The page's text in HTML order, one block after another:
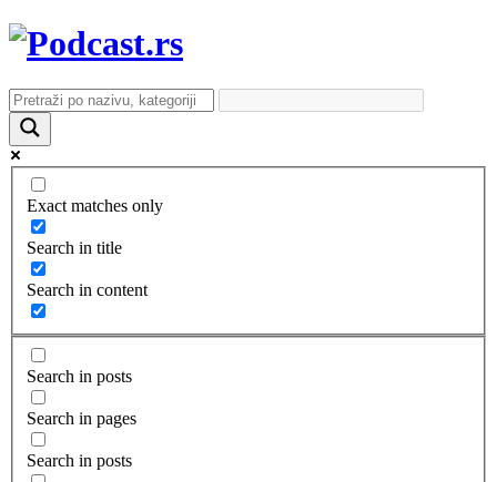
Exact matches only
Search in title
Search in content
Search in posts
Search in pages
Search in posts